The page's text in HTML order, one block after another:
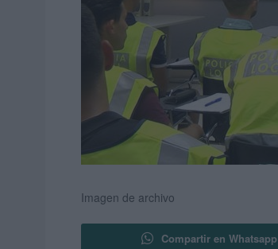
Imagen de archivo
Compartir en Whatsapp